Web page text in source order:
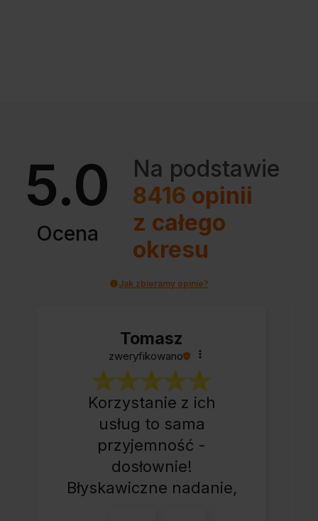
5.0
Ocena
Na podstawie
8416 opinii
z całego
okresu
Jak zbieramy opinie?
Tomasz
zweryfikowano
Korzystanie z ich
usług to sama
przyjemność -
dosłownie!
Błyskawiczne nadanie,